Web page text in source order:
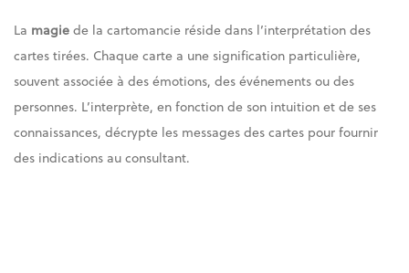
La magiede la cartomancie réside dans l’interprétation des
cartes tirées. Chaque carte a une signification particulière,
souvent associée à des émotions, des événements ou des
personnes. L’interprète, en fonction de son intuition et de ses
connaissances, décrypte les messages des cartes pour fournir
des indications au consultant.